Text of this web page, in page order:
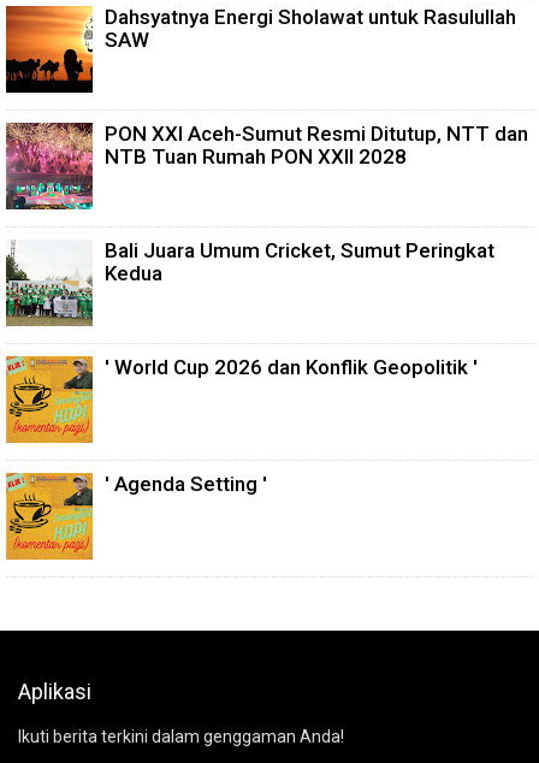
Dahsyatnya Energi Sholawat untuk Rasulullah
SAW
PON XXI Aceh-Sumut Resmi Ditutup, NTT dan
NTB Tuan Rumah PON XXII 2028
Bali Juara Umum Cricket, Sumut Peringkat
Kedua
' World Cup 2026 dan Konflik Geopolitik '
' Agenda Setting '
Aplikasi
Ikuti berita terkini dalam genggaman Anda!